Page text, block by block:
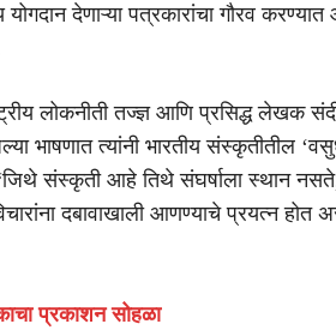
योगदान देणाऱ्या पत्रकारांचा गौरव
लोकनीती तज्ज्ञ आणि प्रसिद्ध लेखक
भाषणात त्यांनी भारतीय संस्कृतीतील
संस्कृती आहे तिथे संघर्षाला स्थान
दबावाखाली आणण्याचे प्रयत्न होत
प्रकाशन सोहळा